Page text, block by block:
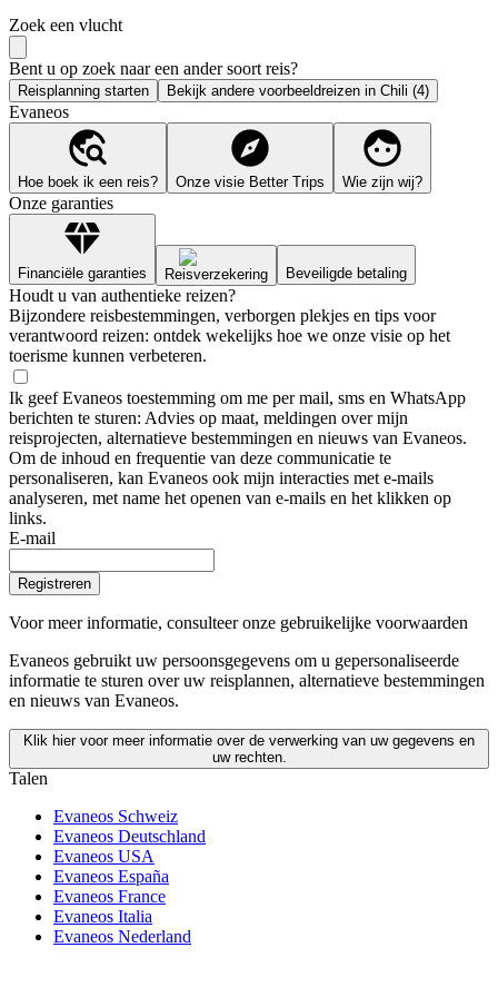
Zoek een vlucht
Bent u op zoek naar een ander soort reis?
Reisplanning starten Bekijk andere voorbeeldreizen in Chili (4)
Evaneos
Hoe boek ik een reis? Onze visie Better Trips Wie zijn wij?
Onze garanties
Financiële garanties Reisverzekering Beveiligde betaling
Houdt u van authentieke reizen?
Bijzondere reisbestemmingen, verborgen plekjes en tips voor
verantwoord reizen: ontdek wekelijks hoe we onze visie op het
toerisme kunnen verbeteren.
Ik geef Evaneos toestemming om me per mail, sms en WhatsApp
berichten te sturen: Advies op maat, meldingen over mijn
reisprojecten, alternatieve bestemmingen en nieuws van Evaneos.
Om de inhoud en frequentie van deze communicatie te
personaliseren, kan Evaneos ook mijn interacties met e-mails
analyseren, met name het openen van e-mails en het klikken op
links.
E-mail
Registreren
Voor meer informatie, consulteer onze gebruikelijke voorwaarden
Evaneos gebruikt uw persoonsgegevens om u gepersonaliseerde
informatie te sturen over uw reisplannen, alternatieve bestemmingen
en nieuws van Evaneos.
Klik hier voor meer informatie over de verwerking van uw gegevens en
uw rechten.
Talen
Evaneos Schweiz
Evaneos Deutschland
Evaneos USA
Evaneos España
Evaneos France
Evaneos Italia
Evaneos Nederland